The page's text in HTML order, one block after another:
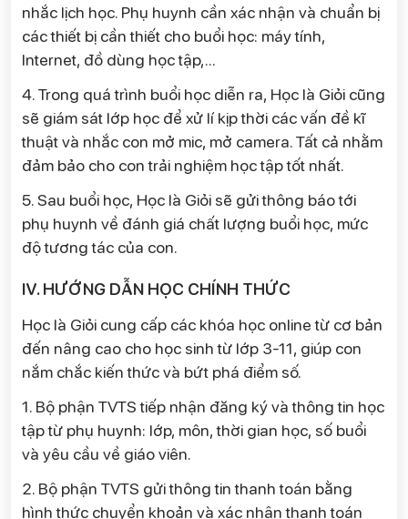
nhắc lịch học. Phụ huynh cần xác nhận và chuẩn bị
các thiết bị cần thiết cho buổi học: máy tính,
Internet, đồ dùng học tập,...
4. Trong quá trình buổi học diễn ra, Học là Giỏi cũng
sẽ giám sát lớp học để xử lí kịp thời các vấn đề kĩ
thuật và nhắc con mở mic, mở camera. Tất cả nhằm
đảm bảo cho con trải nghiệm học tập tốt nhất.
5. Sau buổi học, Học là Giỏi sẽ gửi thông báo tới
phụ huynh về đánh giá chất lượng buổi học, mức
độ tương tác của con.
IV. HƯỚNG DẪN HỌC CHÍNH THỨC
Học là Giỏi cung cấp các khóa học online từ cơ bản
đến nâng cao cho học sinh từ lớp 3-11, giúp con
nắm chắc kiến thức và bứt phá điểm số.
1. Bộ phận TVTS tiếp nhận đăng ký và thông tin học
tập từ phụ huynh: lớp, môn, thời gian học, số buổi
và yêu cầu về giáo viên.
2. Bộ phận TVTS gửi thông tin thanh toán bằng
hình thức chuyển khoản và xác nhận thanh toán